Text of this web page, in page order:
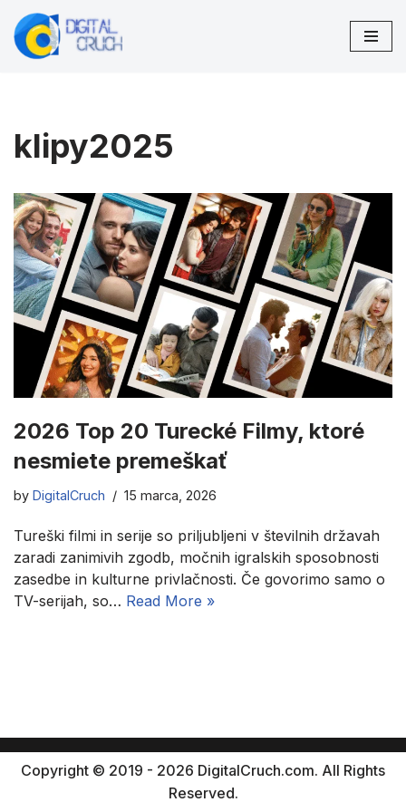
Preskočiť
klipy2025
2026 Top 20 Turecké Filmy, ktoré
nesmiete premeškať
by DigitalCruch 15 marca, 2026
Tureški filmi in serije so priljubljeni v številnih državah
zaradi zanimivih zgodb, močnih igralskih sposobnosti
zasedbe in kulturne privlačnosti. Če govorimo samo o
TV-serijah, so… Read More »
Copyright © 2019 - 2026 DigitalCruch.com. All Rights
Reserved.